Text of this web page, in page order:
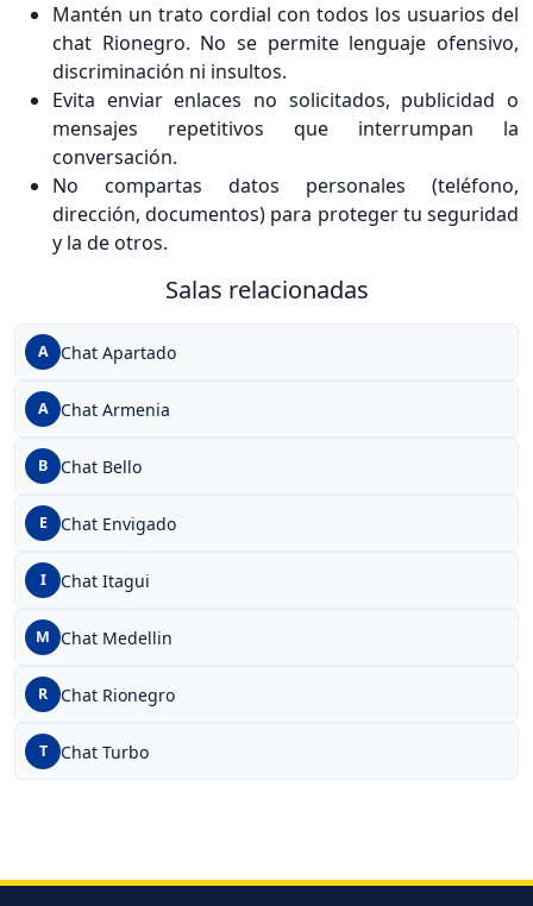
Mantén un trato cordial con todos los usuarios del
chat Rionegro. No se permite lenguaje ofensivo,
discriminación ni insultos.
Evita enviar enlaces no solicitados, publicidad o
mensajes repetitivos que interrumpan la
conversación.
No compartas datos personales (teléfono,
dirección, documentos) para proteger tu seguridad
y la de otros.
Salas relacionadas
A Chat Apartado
A Chat Armenia
B Chat Bello
E Chat Envigado
I Chat Itagui
M Chat Medellin
R Chat Rionegro
T Chat Turbo